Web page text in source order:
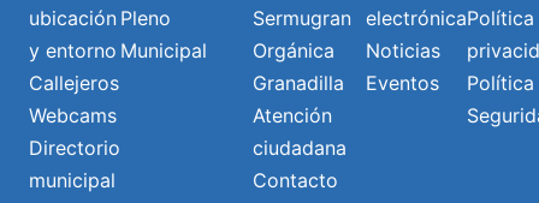
ubicación
y entorno
Callejeros
Webcams
Directorio
municipal
Pleno
Municipal
Sermugran
Orgánica
Granadilla
Atención
ciudadana
Contacto
electrónica
Noticias
Eventos
Política
Política